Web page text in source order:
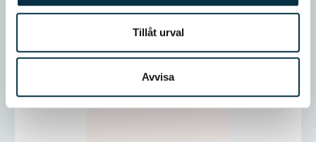
Tillåt urval
Avvisa